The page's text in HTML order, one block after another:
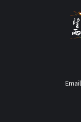
Email